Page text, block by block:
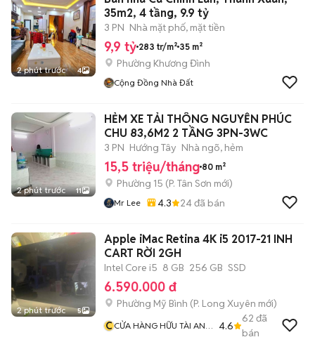
2 phút trước 4
35m2, 4 tầng, 9.9 tỷ
3 PN Nhà mặt phố, mặt tiền
9,9 tỷ 283 tr/m² 35 m²
Phường Khương Đình
Cộng Đồng Nhà Đất
2 phút trước 11
HẺM XE TẢI THÔNG NGUYỄN PHÚC
CHU 83,6M2 2 TẦNG 3PN-3WC
3 PN Hướng Tây Nhà ngõ, hẻm
15,5 triệu/tháng 80 m²
Phường 15 (P. Tân Sơn mới)
Mr Lee 4.3 24đã bán
2 phút trước 5
Apple iMac Retina 4K i5 2017-21 INH
CART RỜI 2GH
Intel Core i5 8 GB 256 GB SSD
6.590.000 đ
Phường Mỹ Bình (P. Long Xuyên mới)
CCỬA HÀNG HỮU TÀI AN
4.6
62 đã
bán